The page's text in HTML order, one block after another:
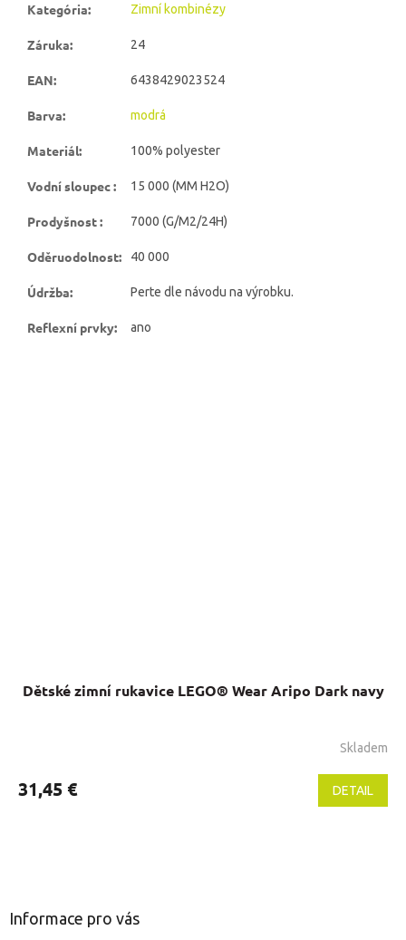
Kategória: Zimní kombinézy
Záruka: 24
EAN: 6438429023524
Barva: modrá
Materiál: 100% polyester
Vodní sloupec: 15 000 (MM H2O)
Prodyšnost: 7000 (G/M2/24H)
Oděruodolnost: 40 000
Údržba: Perte dle návodu na výrobku.
Reflexní prvky: ano
Dětské zimní rukavice LEGO® Wear Aripo Dark navy
Skladem
31,45 € DETAIL
Informace pro vás